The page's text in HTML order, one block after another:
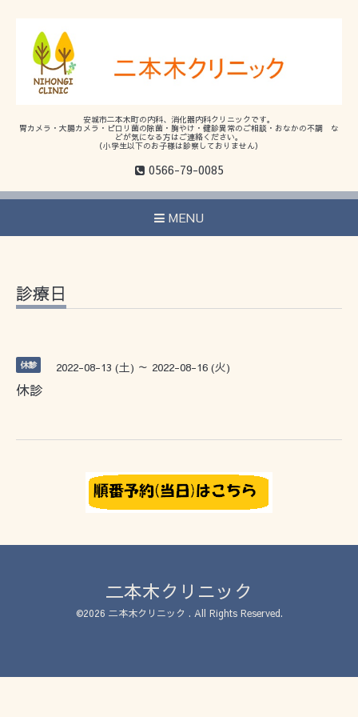
安城市二本木町の内科、消化器内科クリニックです。
胃カメラ・大腸カメラ・ピロリ菌の除菌・胸やけ・健診異常のご相談・おなかの不調 な
どが気になる方はご連絡ください。
（小学生以下のお子様は診察しておりません）
0566-79-0085
MENU
診療日
休診 2022-08-13 (土) ～ 2022-08-16 (火)
休診
二本木クリニック
©2026 二本木クリニック . All Rights Reserved.